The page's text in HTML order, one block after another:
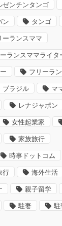
ゼンチンタンゴ
ン タンゴ
ーランスママ
ランスママライ
フリーラ
ブラジル マ
レナジャポン
女性起業家
家族旅行
時事ドットコム
行 海外生活
親子留学
駐妻 駐